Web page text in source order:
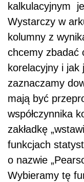
kalkulacyjnym
Wystarczy w
kolumny z
chcemy zbadać
korelacyjny i jak
zaznaczamy
mają być
współczynnika
zakładkę
funkcjach
o nazwie
Wybieramy tę